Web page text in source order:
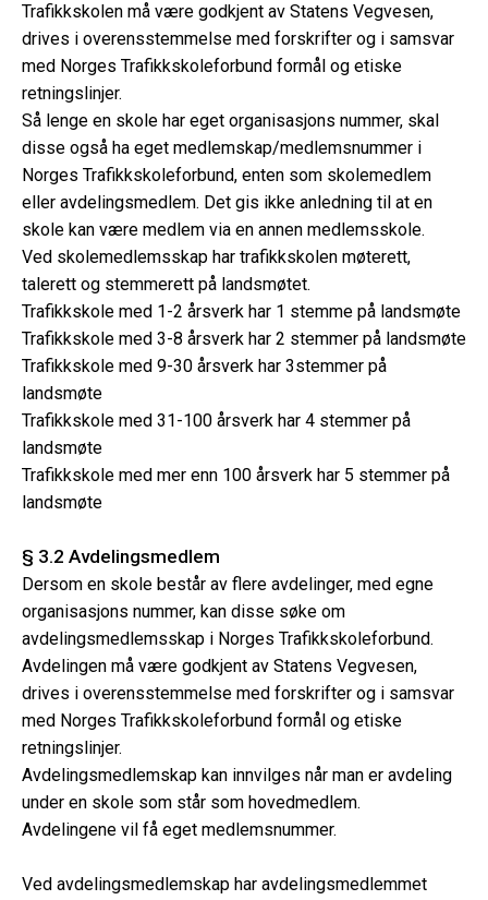
Trafikkskolen må være godkjent av Statens Vegvesen,
drives i overensstemmelse med forskrifter og i samsvar
med Norges Trafikkskoleforbund formål og etiske
retningslinjer.
Så lenge en skole har eget organisasjons nummer, skal
disse også ha eget medlemskap/medlemsnummer i
Norges Trafikkskoleforbund, enten som skolemedlem
eller avdelingsmedlem. Det gis ikke anledning til at en
skole kan være medlem via en annen medlemsskole.
Ved skolemedlemsskap har trafikkskolen møterett,
talerett og stemmerett på landsmøtet.
Trafikkskole med 1-2 årsverk har 1 stemme på landsmøte
Trafikkskole med 3-8 årsverk har 2 stemmer på landsmøte
Trafikkskole med 9-30 årsverk har 3stemmer på
landsmøte
Trafikkskole med 31-100 årsverk har 4 stemmer på
landsmøte
Trafikkskole med mer enn 100 årsverk har 5 stemmer på
landsmøte
§ 3.2 Avdelingsmedlem
Dersom en skole består av flere avdelinger, med egne
organisasjons nummer, kan disse søke om
avdelingsmedlemsskap i Norges Trafikkskoleforbund.
Avdelingen må være godkjent av Statens Vegvesen,
drives i overensstemmelse med forskrifter og i samsvar
med Norges Trafikkskoleforbund formål og etiske
retningslinjer.
Avdelingsmedlemskap kan innvilges når man er avdeling
under en skole som står som hovedmedlem.
Avdelingene vil få eget medlemsnummer.
Ved avdelingsmedlemskap har avdelingsmedlemmet